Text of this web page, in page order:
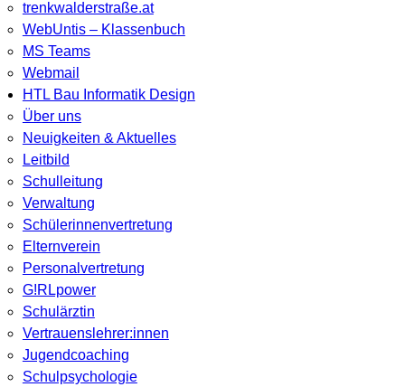
trenkwalderstraße.at
WebUntis – Klassenbuch
MS Teams
Webmail
HTL Bau Informatik Design
Über uns
Neuigkeiten & Aktuelles
Leitbild
Schulleitung
Verwaltung
Schülerinnenvertretung
Elternverein
Personalvertretung
G!RLpower
Schulärztin
Vertrauenslehrer:innen
Jugendcoaching
Schulpsychologie